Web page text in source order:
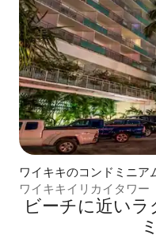
ワイキキのコンドミニア
ワイキキイリカイタワー
ビーチに近い